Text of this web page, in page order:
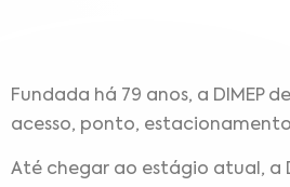
Fundada há 79 anos, a DIMEP
acesso, ponto,
Até chegar ao estágio atual, a